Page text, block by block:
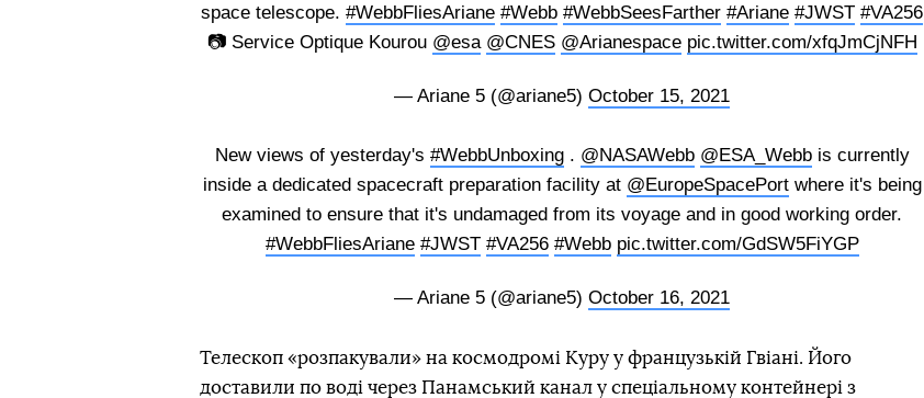
space telescope. #WebbFliesAriane #Webb #WebbSeesFarther #Ariane #JWST #VA256
📷 Service Optique Kourou @esa @CNES @Arianespace pic.twitter.com/xfqJmCjNFH
— Ariane 5 (@ariane5) October 15, 2021
New views of yesterday's #WebbUnboxing. @NASAWebb @ESA_Webbis currently
inside a dedicated spacecraft preparation facility at @EuropeSpacePortwhere it's being
examined to ensure that it's undamaged from its voyage and in good working order.
#WebbFliesAriane #JWST #VA256 #Webb pic.twitter.com/GdSW5FiYGP
— Ariane 5 (@ariane5) October 16, 2021
Телескоп «розпакували» на космодромі Куру у французькій Гвіані. Його
доставили по воді через Панамський канал у спеціальному контейнері з